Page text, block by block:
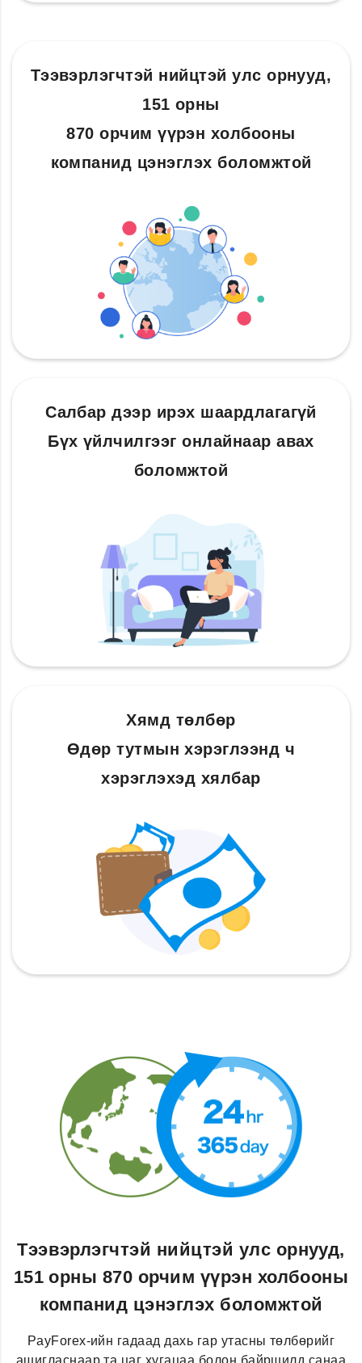
Тээвэрлэгчтэй нийцтэй улс орнууд,
151 орны
870 орчим үүрэн холбооны
компанид цэнэглэх боломжтой
Салбар дээр ирэх шаардлагагүй
Бүх үйлчилгээг онлайнаар авах
боломжтой
Хямд төлбөр
Өдөр тутмын хэрэглээнд ч
хэрэглэхэд хялбар
Тээвэрлэгчтэй нийцтэй улс орнууд,
151 орны 870 орчим үүрэн холбооны
компанид цэнэглэх боломжтой
PayForex-ийн гадаад дахь гар утасны төлбөрийг
ашигласнаар та цаг хугацаа болон байршилд санаа